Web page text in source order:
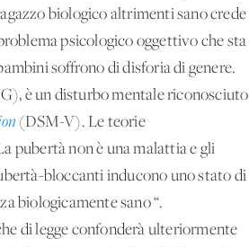
biologico altrimenti sano crede
psicologico oggettivo che sta
soffrono di disforia di genere.
è un disturbo mentale riconosciuto
(DSM-V). Le teorie
pubertà non è una malattia e gli
bloccanti inducono uno stato di
biologicamente sano “.
di legge confonderà ulteriormente